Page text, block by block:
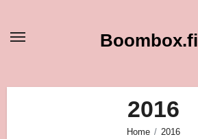
Boombox.fi
2016
Home 2016